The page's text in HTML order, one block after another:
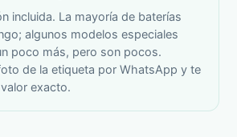
incluida. La mayoría de baterías
algunos modelos especiales
poco más, pero son pocos.
de la etiqueta por WhatsApp y te
exacto.